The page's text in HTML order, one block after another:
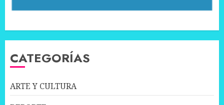
CATEGORÍAS
ARTE Y CULTURA